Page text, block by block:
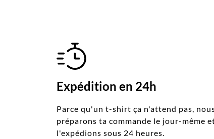
Expédition en 24h
Parce qu'un t-shirt ça n'attend pas,
préparons ta commande le jour-même
l'expédions sous 24 heures.